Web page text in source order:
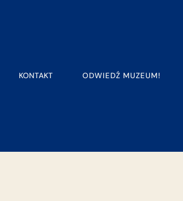
KONTAKT ODWIEDŹ MUZEUM!